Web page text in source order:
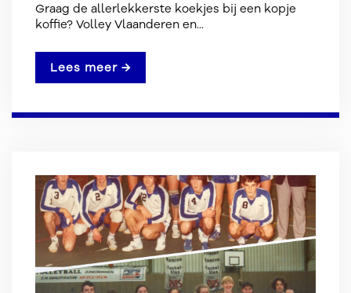
Graag de allerlekkerste koekjes bij een kopje
koffie? Volley Vlaanderen en...
Lees meer →